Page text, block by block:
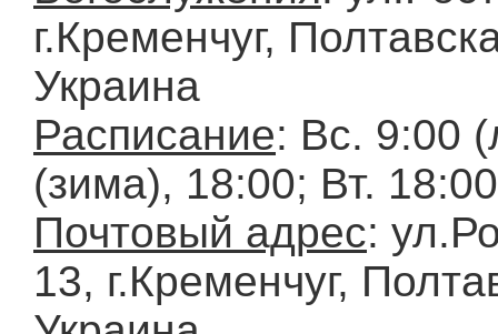
г.Кременчуг,
Украина
Расписание: Вс. 9:00
(зима), 18:00; Вт.
Почтовый адрес:
13, г.Кременчуг,